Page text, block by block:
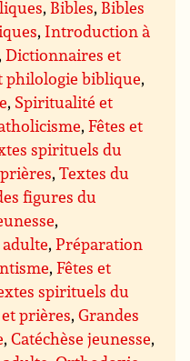
, Bibles, Bibles
, Introduction à
,Dictionnaires et
philologie biblique,
, Spiritualité et
,Fêtes et
spirituels du
,Textes du
figures du
,
,Préparation
,Fêtes et
spirituels du
prières,Grandes
,Catéchèse jeunesse,